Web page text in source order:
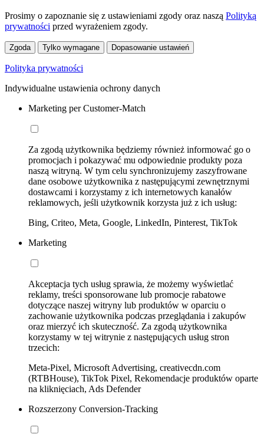
Prosimy o zapoznanie się z ustawieniami zgody oraz naszą Polityką
prywatności przed wyrażeniem zgody.
Zgoda Tylko wymagane Dopasowanie ustawień
Polityka prywatności
Indywidualne ustawienia ochrony danych
Marketing per Customer-Match
Za zgodą użytkownika będziemy również informować go o
promocjach i pokazywać mu odpowiednie produkty poza
naszą witryną. W tym celu synchronizujemy zaszyfrowane
dane osobowe użytkownika z następującymi zewnętrznymi
dostawcami i korzystamy z ich internetowych kanałów
reklamowych, jeśli użytkownik korzysta już z ich usług:
Bing, Criteo, Meta, Google, LinkedIn, Pinterest, TikTok
Marketing
Akceptacja tych usług sprawia, że możemy wyświetlać
reklamy, treści sponsorowane lub promocje rabatowe
dotyczące naszej witryny lub produktów w oparciu o
zachowanie użytkownika podczas przeglądania i zakupów
oraz mierzyć ich skuteczność. Za zgodą użytkownika
korzystamy w tej witrynie z następujących usług stron
trzecich:
Meta-Pixel, Microsoft Advertising, creativecdn.com
(RTBHouse), TikTok Pixel, Rekomendacje produktów oparte
na kliknięciach, Ads Defender
Rozszerzony Conversion-Tracking